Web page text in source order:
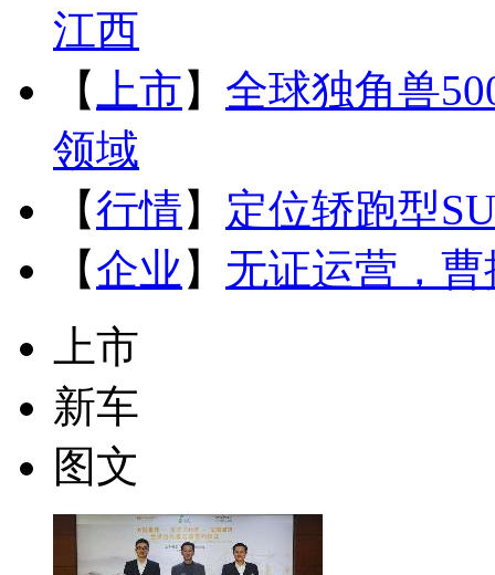
江西
【
上市】 全球独角兽
领域
【行情】 定位轿跑型
【企业 】 无证运营，
上市
新车
图文